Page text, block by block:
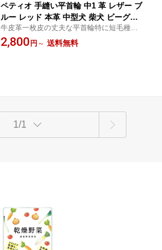
ペティオ 手縫い平首輪 中1 革 レザー ブ
ルー レッド 本革 中型犬 柴犬 ビーグル
24mm 27mm 30mm 36mm 牛革一枚皮
で丈夫 特に短毛犬におすすめのフラッ
牛皮革一枚皮の丈夫な平首輪特に短毛種の
ワンちゃんにおすすめしたいフラットタイ
プの首輪 毛切れを防ぐサイド面とり仕様 製
2,800 円 ～ 送料無料
1/1